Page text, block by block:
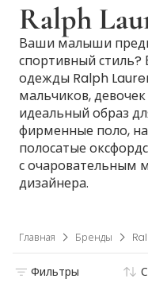
Ralph
Ваши малыши
спортивный
одежды Ralph
мальчиков,
идеальный образ
фирменные поло,
полосатые
с очаровательным
дизайнера.
Главная Бренды
Фильтры